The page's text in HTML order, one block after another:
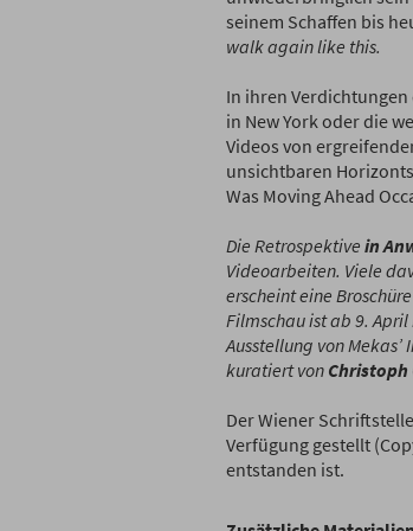
seinem Schaffen bis
walk again like this.
In ihren Verdichtungen
in New York oder die
Videos von
unsichtbaren
Was Moving Ahead
Die Retrospektive in
Videoarbeiten. Viele
erscheint eine
Filmschau ist ab 9.
Ausstellung von
kuratiert von Christoph
Der Wiener
Verfügung gestellt
entstanden ist.